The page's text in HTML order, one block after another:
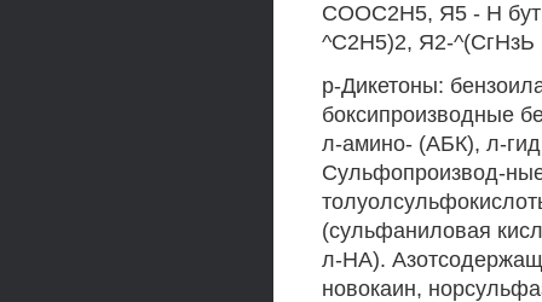
СООС2Н5, Я5 - Н
^С2Н5)2, Я2-
р-Дикетоны:
боксипроизводные
л-амино- (АБК), л-
Сульфопроизвод-
(сульфаниловая
л-НА).
новокаин,